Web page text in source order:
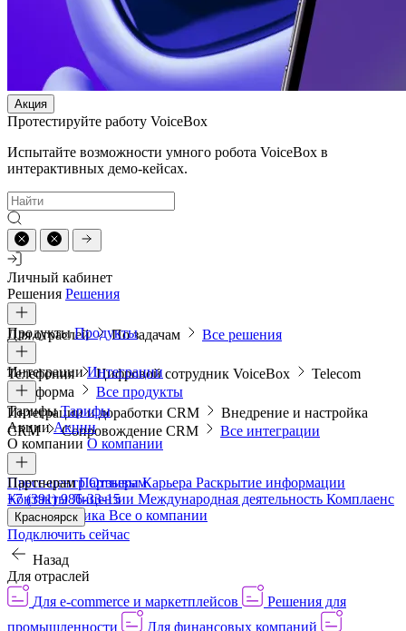
Акция
Протестируйте работу VoiceBox
Испытайте возможности умного робота VoiceBox в
интерактивных демо-кейсах.
Личный кабинет
Решения Решения
Для отраслей По задачам Все решения
ПродуктыПродукты
Телефония Цифровой сотрудник VoiceBox
Telecom
платформа
Все продукты
ИнтеграцииИнтеграции
Интеграции и доработки CRM
Внедрение и настройка
CRM
Сопровождение CRM Все интеграции
ТарифыТарифы
АкцииАкции
О компании О компании
Пресс-центрОтзывыКарьера Раскрытие информации
КонтактыЛицензии Международная деятельность Комплаенс
и деловая этика Все о компании
ПартнерамПартнерам
+7 (391) 986-33-15
Красноярск
Подключить сейчас
Назад
Для отраслей
Для e-commerce и маркетплейсов
Решения для
промышленности
Для финансовых компаний